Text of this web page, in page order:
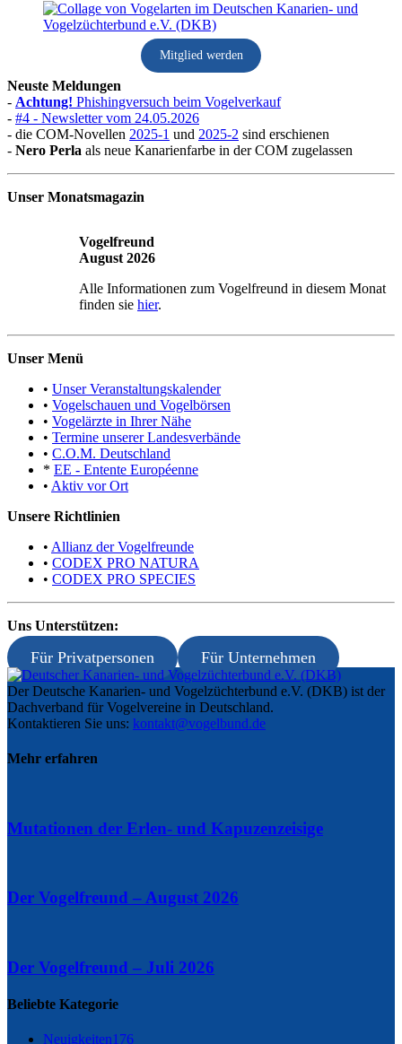
Mitglied werden
Neuste Meldungen
- Achtung! Phishingversuch beim Vogelverkauf
- #4 - Newsletter vom 24.05.2026
- die COM-Novellen 2025-1 und 2025-2 sind erschienen
- Nero Perla als neue Kanarienfarbe in der COM zugelassen
Unser Monatsmagazin
Vogelfreund
August 2026
Alle Informationen zum Vogelfreund in diesem Monat
finden sie hier.
Unser Menü
• Unser Veranstaltungskalender
• Vogelschauen und Vogelbörsen
• Vogelärzte in Ihrer Nähe
• Termine unserer Landesverbände
• C.O.M. Deutschland
* EE - Entente Européenne
• Aktiv vor Ort
Unsere Richtlinien
• Allianz der Vogelfreunde
• CODEX PRO NATURA
• CODEX PRO SPECIES
Uns Unterstützen:
Für Privatpersonen Für Unternehmen
Der Deutsche Kanarien- und Vogelzüchterbund e.V. (DKB) ist der
Dachverband für Vogelvereine in Deutschland.
Kontaktieren Sie uns: kontakt@vogelbund.de
Mehr erfahren
Mutationen der Erlen- und Kapuzenzeisige
Der Vogelfreund – August 2026
Der Vogelfreund – Juli 2026
Beliebte Kategorie
Neuigkeiten176